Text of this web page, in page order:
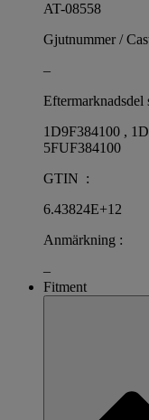
AT-08558
Gjutnummer /
–
Eftermarknadsdel
1D9F384100 ,
5FUF384100
GTIN :
6.43824E+12
Anmärkning :
–
Fitment